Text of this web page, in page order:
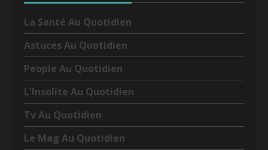
La Santé Au Quotidien
Astuces Au Quotidien
People Au Quotidien
L'Insolite Au Quotidien
Tv Au Quotidien
Le Mag Au Quotidien